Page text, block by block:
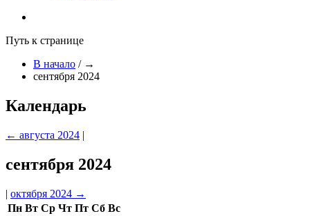
Путь к странице
В начало / →
сентября 2024
Календарь
← августа 2024 |
сентября 2024
| октября 2024 →
Пн Вт Ср Чт Пт Сб Вс